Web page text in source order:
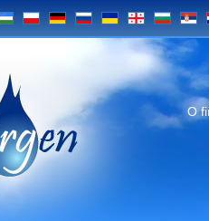
UZ PL DE RU UA GE BG SRB
O